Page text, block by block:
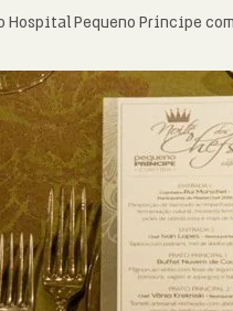
Hospital Pequeno Príncipe